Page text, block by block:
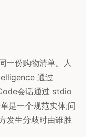
一份购物清单。人
通过
会话通过 stdio
是一个规范实体;问
发生分歧时由谁胜